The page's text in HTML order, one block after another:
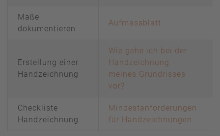
Maße
dokumentieren
Aufmassblatt
Erstellung einer
Handzeichnung
Wie gehe ich bei der
Handzeichnung
meines Grundrisses
vor?
Checkliste
Handzeichnung
Mindestanforderungen
für Handzeichnungen